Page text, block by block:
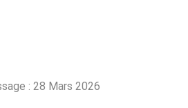
: 28 Mars 2026